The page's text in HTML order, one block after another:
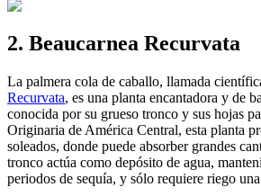
2. Beaucarnea Recurvata
La palmera cola de caballo, llamada
Recurvata, es una planta encantadora y de
conocida por su grueso tronco y sus hojas
Originaria de América Central, esta planta
soleados, donde puede absorber grandes
tronco actúa como depósito de agua,
periodos de sequía, y sólo requiere riego